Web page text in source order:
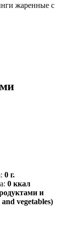
жаренные с
0 г.
0 ккал
и
vegetables)